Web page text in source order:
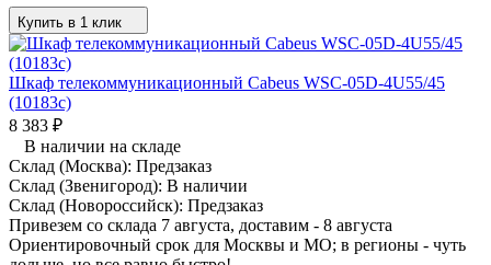
Купить в 1 клик
Шкаф телекоммуникационный Cabeus WSC-05D-4U55/45
(10183c)
8 383 ₽
В наличии на складе
Склад (Москва): Предзаказ
Склад (Звенигород): В наличии
Склад (Новороссийск): Предзаказ
Привезем со склада 7 августа, доставим - 8 августа
Ориентировочный срок для Москвы и МО; в регионы - чуть